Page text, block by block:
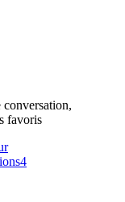
conversation,
favoris
4